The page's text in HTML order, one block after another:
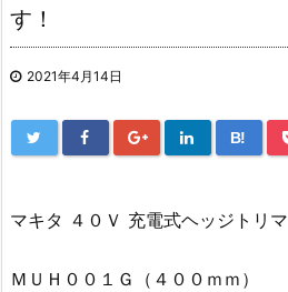
す！
2021年4月14日
B!
マキタ ４０Ｖ 充電式ヘッジトリマ
ＭＵＨ００１Ｇ（４００ｍｍ）